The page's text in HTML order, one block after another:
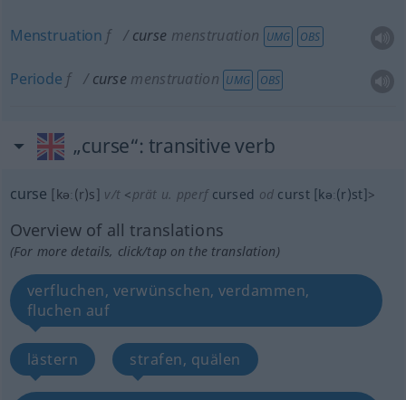
Menstruation f curse menstruation UMG OBS
Periode f curse menstruation UMG OBS
„curse“: transitive verb
curse [kəː(r)s] v/t <prät u. pperfcursed od curst [kəː(r)st]>
Overview of all translations
(For more details, click/tap on the translation)
verfluchen, verwünschen, verdammen,
fluchen auf
lästern strafen, quälen